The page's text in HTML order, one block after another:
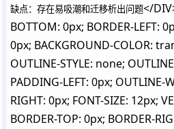
缺点：存在易吸潮和迁移析出问题</
BOTTOM: 0px; BORDER-LEFT:
0px; BACKGROUND-COLOR:
OUTLINE-STYLE: none;
PADDING-LEFT: 0px; OUTLINE-
RIGHT: 0px; FONT-SIZE: 12px;
BORDER-TOP: 0px; BORDER-